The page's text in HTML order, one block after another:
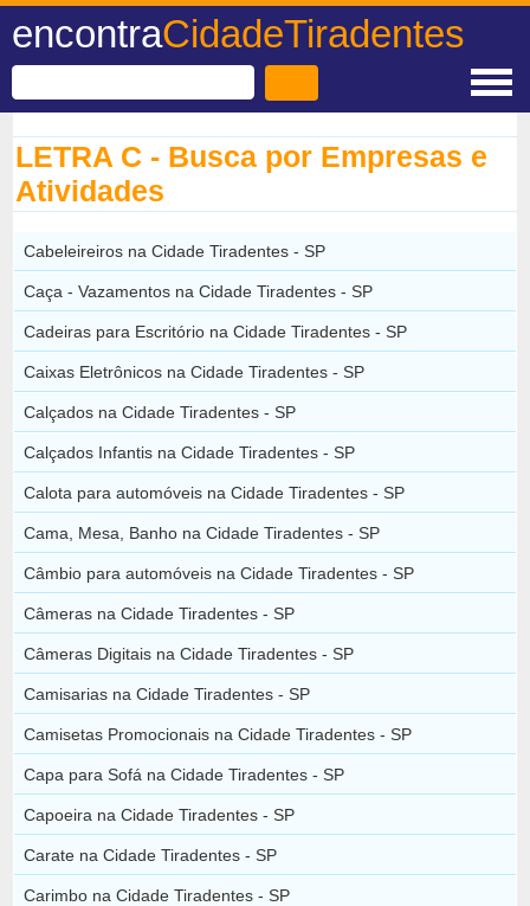
encontraCidadeTiradentes
LETRA C - Busca por Empresas e
Atividades
Cabeleireiros na Cidade Tiradentes - SP
Caça - Vazamentos na Cidade Tiradentes - SP
Cadeiras para Escritório na Cidade Tiradentes - SP
Caixas Eletrônicos na Cidade Tiradentes - SP
Calçados na Cidade Tiradentes - SP
Calçados Infantis na Cidade Tiradentes - SP
Calota para automóveis na Cidade Tiradentes - SP
Cama, Mesa, Banho na Cidade Tiradentes - SP
Câmbio para automóveis na Cidade Tiradentes - SP
Câmeras na Cidade Tiradentes - SP
Câmeras Digitais na Cidade Tiradentes - SP
Camisarias na Cidade Tiradentes - SP
Camisetas Promocionais na Cidade Tiradentes - SP
Capa para Sofá na Cidade Tiradentes - SP
Capoeira na Cidade Tiradentes - SP
Carate na Cidade Tiradentes - SP
Carimbo na Cidade Tiradentes - SP